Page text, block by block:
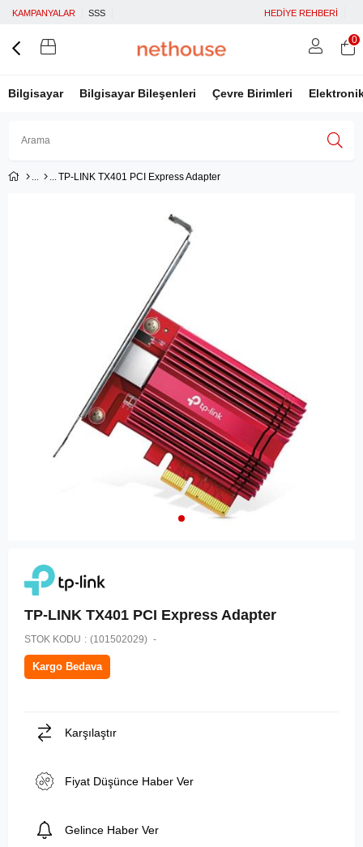
KAMPANYALAR SSS HEDİYE REHBERİ
Bilgisayar Bilgisayar Bileşenleri Çevre Birimleri
Üye Ol Facebook İle Bağlan
0
TP-LINK TX401 PCI Express Adapter
TP-LINK TX401 PCI Express Adapter
STOK KODU (101502029)
Kargo Bedava
Karşılaştır
Fiyat Düşünce Haber Ver
Gelince Haber Ver